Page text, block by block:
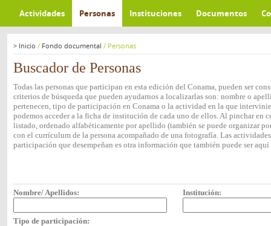
Actividades Personas Instituciones Documentos
> Inicio / Fondo documental / Personas
Buscador de Personas
Todas las personas que participan en esta edición del Conama, pueden ser
criterios de búsqueda que pueden ayudarnos a localizarlas son: nombre o
pertenecen, tipo de participación en Conama o la actividad en la que
podemos acceder a la ficha de institución de cada uno de ellos. Al pinchar en
listado, ordenado alfabéticamente por apellido (también se puede organizar
con el currículum de la persona acompañado de una fotografía. Las
participación que desempeñan es otra información que también puede ser
Nombre/ Apellidos: Institución:
Tipo de participación: